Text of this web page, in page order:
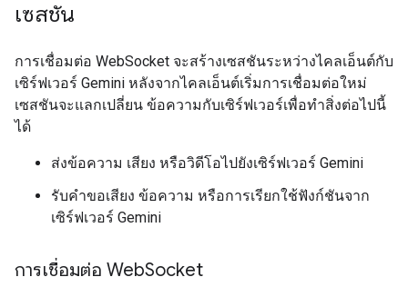
เซสชัน
การเชื่อมต่อ WebSocket จะสร้างเซสชันระหว่างไคลเอ็นต์กับ
เซิร์ฟเวอร์ Gemini หลังจากไคลเอ็นต์เริ่มการเชื่อมต่อใหม่
เซสชันจะแลกเปลี่ยน ข้อความกับเซิร์ฟเวอร์เพื่อทำสิ่งต่อไปนี้
ได้
ส่งข้อความ เสียง หรือวิดีโอไปยังเซิร์ฟเวอร์ Gemini
รับคำขอเสียง ข้อความ หรือการเรียกใช้ฟังก์ชันจาก
เซิร์ฟเวอร์ Gemini
การเชื่อมต่อ WebSocket